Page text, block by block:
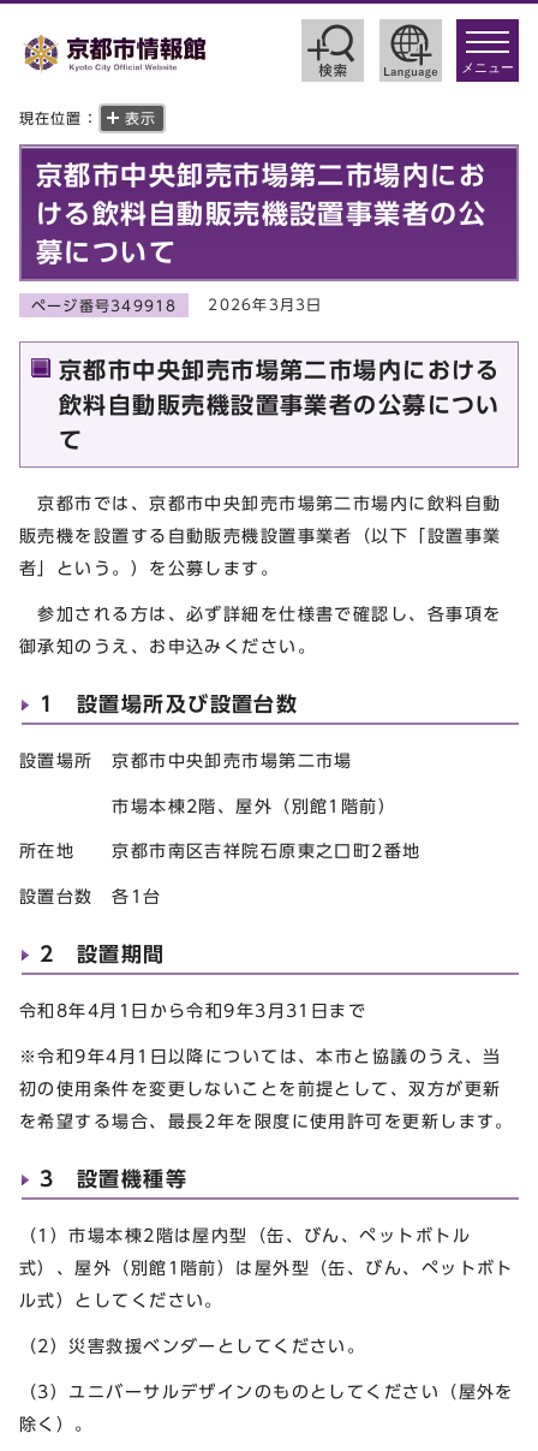
toggle
メニュー
現在位置： 表示
京都市中央卸売市場第二市場内にお
ける飲料自動販売機設置事業者の公
募について
ページ番号349918 2026年3月3日
京都市中央卸売市場第二市場内における
飲料自動販売機設置事業者の公募につい
て
京都市では、京都市中央卸売市場第二市場内に飲料自動
販売機を設置する自動販売機設置事業者（以下「設置事業
者」という。）を公募します。
参加される方は、必ず詳細を仕様書で確認し、各事項を
御承知のうえ、お申込みください。
1 設置場所及び設置台数
設置場所 京都市中央卸売市場第二市場
市場本棟2階、屋外（別館1階前）
所在地 京都市南区吉祥院石原東之口町2番地
設置台数 各1台
2 設置期間
令和8年4月1日から令和9年3月31日まで
※令和9年4月1日以降については、本市と協議のうえ、当
初の使用条件を変更しないことを前提として、双方が更新
を希望する場合、最長2年を限度に使用許可を更新します。
3 設置機種等
（1）市場本棟2階は屋内型（缶、びん、ペットボトル
式）、屋外（別館1階前）は屋外型（缶、びん、ペットボト
ル式）としてください。
（2）災害救援ベンダーとしてください。
（3）ユニバーサルデザインのものとしてください（屋外を
除く）。